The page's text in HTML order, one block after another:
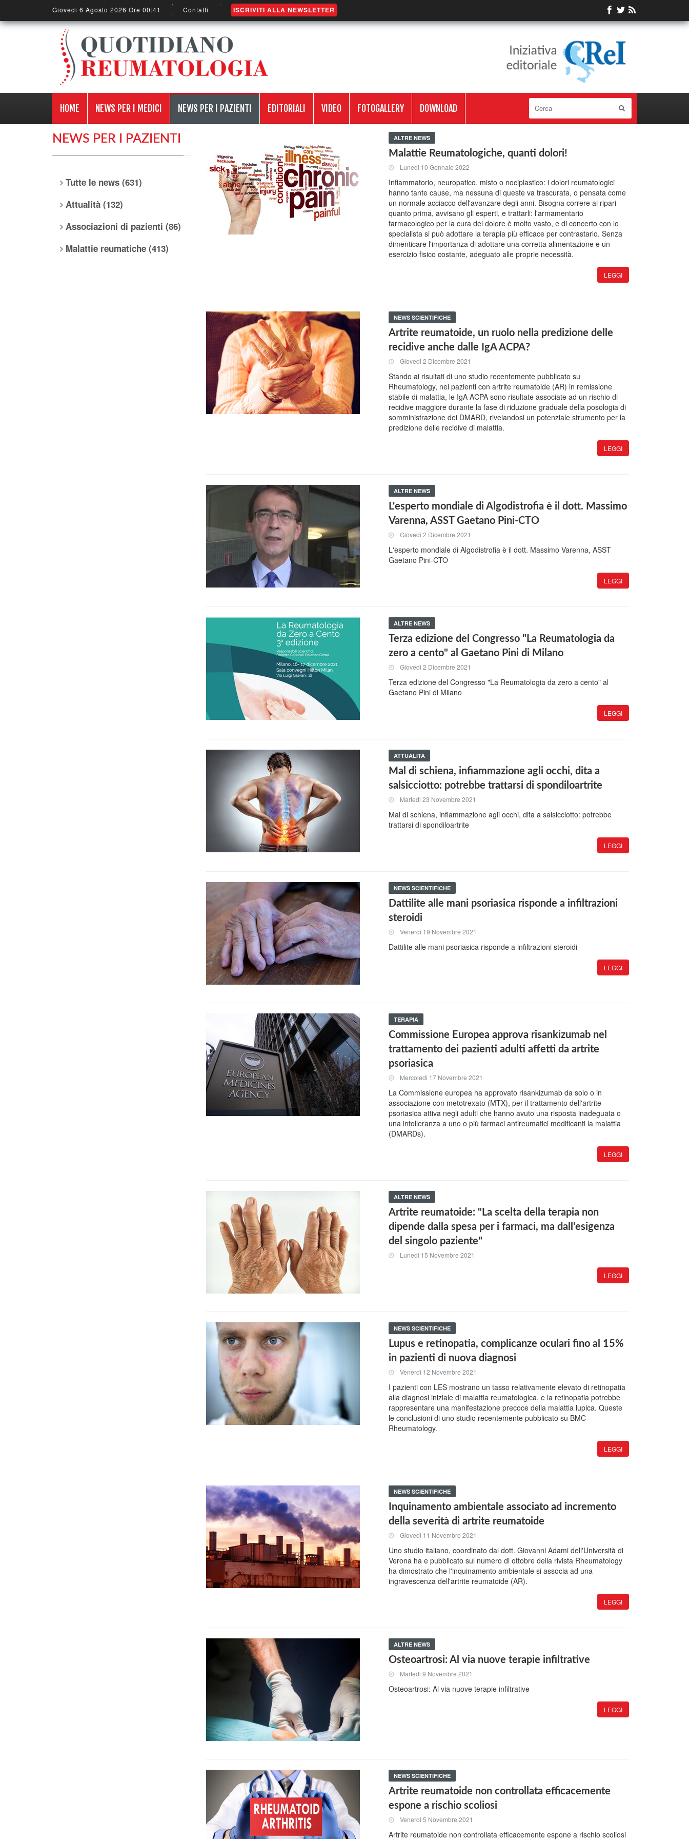
Giovedi 6 Agosto 2026 Ore 00:41 Contatti ISCRIVITI ALLA NEWSLETTER
HOME NEWS PER I MEDICI NEWS PER I PAZIENTI EDITORIALI VIDEO FOTOGALLERY DOWNLOAD
NEWS PER I PAZIENTI
Tutte le news (631)
Attualità (132)
Associazioni di pazienti (86)
Malattie reumatiche (413)
ALTRE NEWS
Malattie Reumatologiche, quanti dolori!
Lunedi 10 Gennaio 2022
Infiammatorio, neuropatico, misto o nociplastico: i dolori reumatologici
hanno tante cause, ma nessuna di queste va trascurata, o pensata come
un normale acciacco dell'avanzare degli anni. Bisogna correre ai ripari
quanto prima, avvisano gli esperti, e trattarli: l'armamentario
farmacologico per la cura del dolore è molto vasto, e di concerto con lo
specialista si può adottare la terapia più efficace per contrastarlo. Senza
dimenticare l'importanza di adottare una corretta alimentazione e un
esercizio fisico costante, adeguato alle proprie necessità.
LEGGI
NEWS SCIENTIFICHE
Artrite reumatoide, un ruolo nella predizione delle
recidive anche dalle IgA ACPA?
Giovedi 2 Dicembre 2021
Stando ai risultati di uno studio recentemente pubblicato su
Rheumatology, nei pazienti con artrite reumatoide (AR) in remissione
stabile di malattia, le IgA ACPA sono risultate associate ad un rischio di
recidive maggiore durante la fase di riduzione graduale della posologia di
somministrazione dei DMARD, rivelandosi un potenziale strumento per la
predizione delle recidive di malattia.
LEGGI
ALTRE NEWS
L'esperto mondiale di Algodistrofia è il dott. Massimo
Varenna, ASST Gaetano Pini-CTO
Giovedi 2 Dicembre 2021
L'esperto mondiale di Algodistrofia è il dott. Massimo Varenna, ASST
Gaetano Pini-CTO
LEGGI
ALTRE NEWS
Terza edizione del Congresso "La Reumatologia da
zero a cento" al Gaetano Pini di Milano
Giovedi 2 Dicembre 2021
Terza edizione del Congresso "La Reumatologia da zero a cento" al
Gaetano Pini di Milano
LEGGI
ATTUALITÀ
Mal di schiena, infiammazione agli occhi, dita a
salsicciotto: potrebbe trattarsi di spondiloartrite
Martedi 23 Novembre 2021
Mal di schiena, infiammazione agli occhi, dita a salsicciotto: potrebbe
trattarsi di spondiloartrite
LEGGI
NEWS SCIENTIFICHE
Dattilite alle mani psoriasica risponde a infiltrazioni
steroidi
Venerdi 19 Novembre 2021
Dattilite alle mani psoriasica risponde a infiltrazioni steroidi
LEGGI
TERAPIA
Commissione Europea approva risankizumab nel
trattamento dei pazienti adulti affetti da artrite
psoriasica
Mercoledi 17 Novembre 2021
La Commissione europea ha approvato risankizumab da solo o in
associazione con metotrexato (MTX), per il trattamento dell'artrite
psoriasica attiva negli adulti che hanno avuto una risposta inadeguata o
una intolleranza a uno o più farmaci antireumatici modificanti la malattia
(DMARDs).
LEGGI
ALTRE NEWS
Artrite reumatoide: "La scelta della terapia non
dipende dalla spesa per i farmaci, ma dall'esigenza
del singolo paziente"
Lunedi 15 Novembre 2021
LEGGI
NEWS SCIENTIFICHE
Lupus e retinopatia, complicanze oculari fino al 15%
in pazienti di nuova diagnosi
Venerdi 12 Novembre 2021
I pazienti con LES mostrano un tasso relativamente elevato di retinopatia
alla diagnosi iniziale di malattia reumatologica, e la retinopatia potrebbe
rappresentare una manifestazione precoce della malattia lupica. Queste
le conclusioni di uno studio recentemente pubblicato su BMC
Rheumatology.
LEGGI
NEWS SCIENTIFICHE
Inquinamento ambientale associato ad incremento
della severità di artrite reumatoide
Giovedi 11 Novembre 2021
Uno studio italiano, coordinato dal dott. Giovanni Adami dell'Università di
Verona ha e pubblicato sul numero di ottobre della rivista Rheumatology
ha dimostrato che l'inquinamento ambientale si associa ad una
ingravescenza dell'artrite reumatoide (AR).
LEGGI
ALTRE NEWS
Osteoartrosi: Al via nuove terapie infiltrative
Martedi 9 Novembre 2021
Osteoartrosi: Al via nuove terapie infiltrative
LEGGI
NEWS SCIENTIFICHE
Artrite reumatoide non controllata efficacemente
espone a rischio scoliosi
Venerdi 5 Novembre 2021
Artrite reumatoide non controllata efficacemente espone a rischio scoliosi